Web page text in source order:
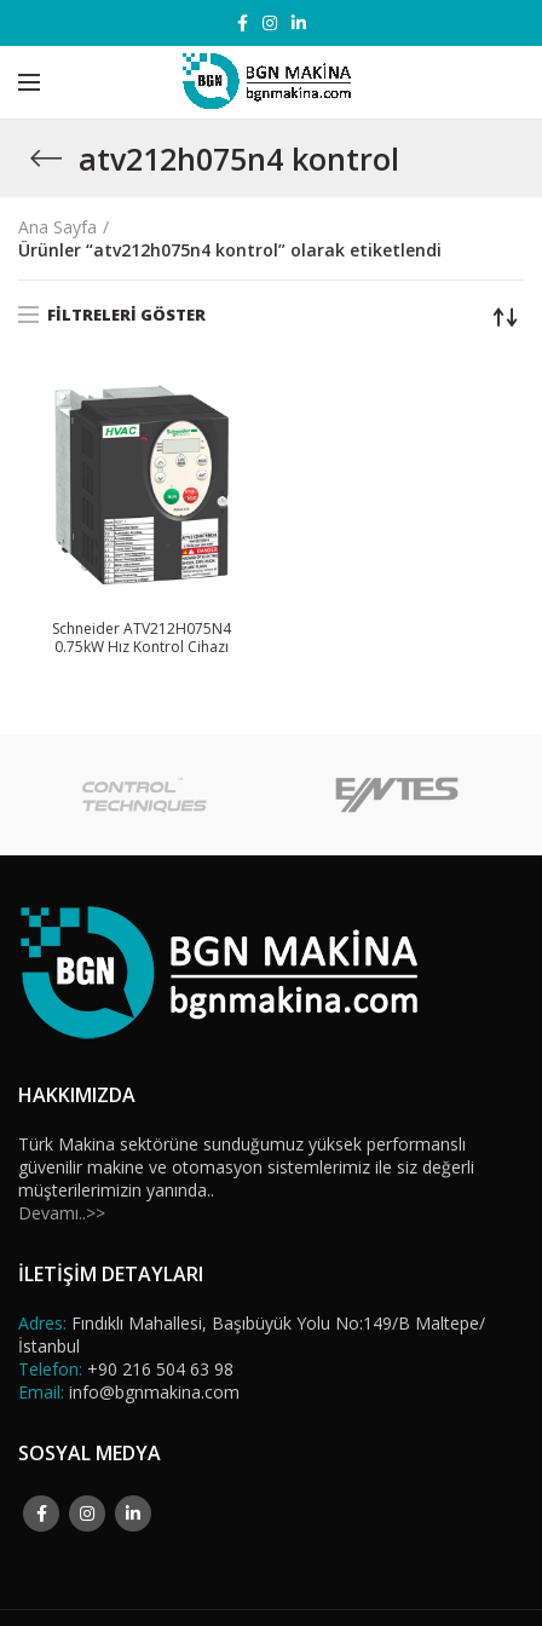
atv212h075n4 kontrol
Ana Sayfa
Ürünler “atv212h075n4 kontrol” olarak etiketlendi
FILTRELERI GÖSTER
Schneider ATV212H075N4
0.75kW Hız Kontrol Cihazı
HAKKIMIZDA
Türk Makina sektörüne sunduğumuz yüksek performanslı
güvenilir makine ve otomasyon sistemlerimiz ile siz değerli
müşterilerimizin yanında..
Devamı..>>
İLETİŞİM DETAYLARI
Adres: Fındıklı Mahallesi, Başıbüyük Yolu No:149/B Maltepe/
İstanbul
Telefon: +90 216 504 63 98
Email: info@bgnmakina.com
SOSYAL MEDYA